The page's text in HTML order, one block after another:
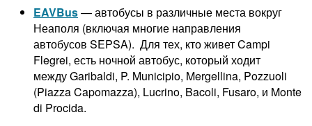
EAVBus— автобусы в различные места вокруг
Неаполя (включая многие направления
автобусов SEPSA). Для тех, кто живет Campi
Flegrei, есть ночной автобус, который ходит
между Garibaldi, P. Municipio, Mergellina, Pozzuoli
(Piazza Capomazza), Lucrino, Bacoli, Fusaro, и Monte
di Procida.